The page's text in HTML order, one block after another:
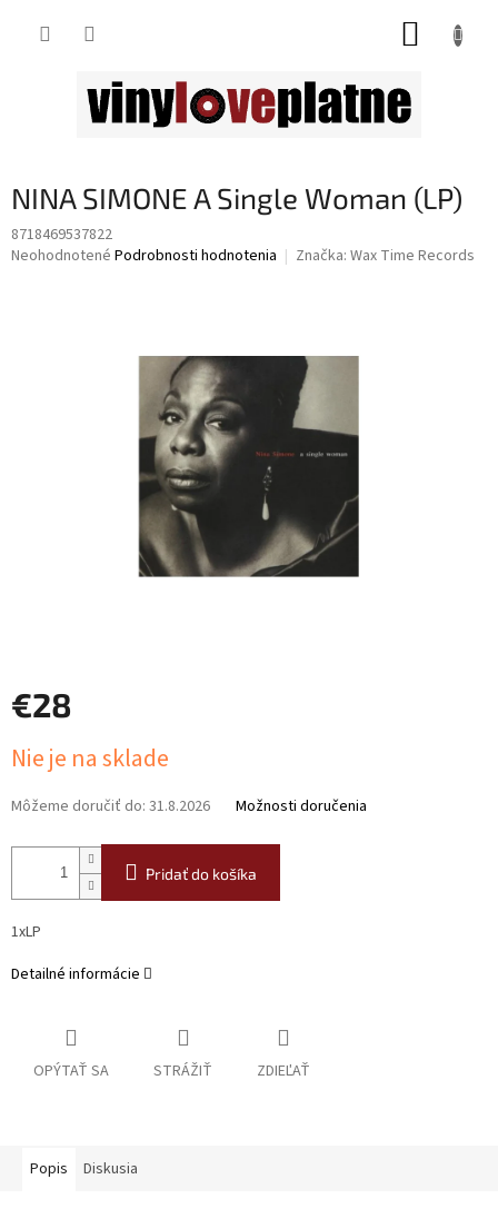
NINA SIMONE A Single Woman (LP)
8718469537822
Priemerné
Neohodnotené Podrobnosti hodnotenia Značka: Wax Time Records
€28
cena:
Nie je na sklade
Môžeme doručiť do: 31.8.2026 Možnosti doručenia
Pridať do košíka
1xLP
Detailné informácie
OPÝTAŤ SA STRÁŽIŤ ZDIEĽAŤ
Popis Diskusia